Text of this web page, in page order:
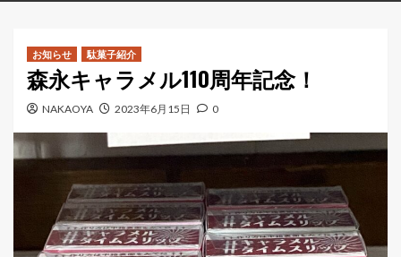
ン
お知らせ 駄菓子紹介
森永キャラメル110周年記念！
NAKAOYA 2023年6月15日 0